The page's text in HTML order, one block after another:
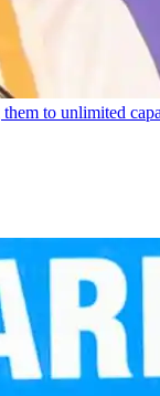
to unlimited